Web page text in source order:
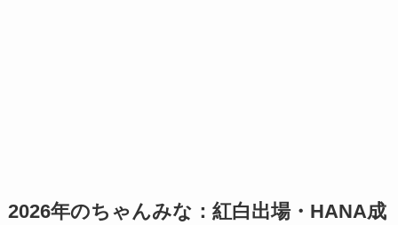
2026年のちゃんみな：紅白出場・HANA成